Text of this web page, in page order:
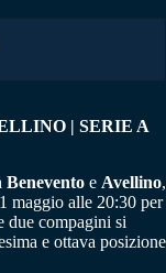
| SERIE A
Benevento e Avellino,
maggio alle 20:30 per
due compagini si
e ottava posizione